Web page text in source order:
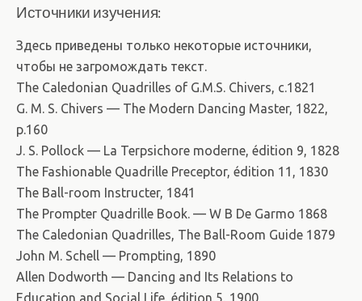
Источники изучения:
Здесь приведены только некоторые источники,
чтобы не загромождать текст.
The Caledonian Quadrilles of G.M.S. Chivers, c.1821
G. M. S. Chivers — The Modern Dancing Master, 1822,
p.160
J. S. Pollock — La Terpsichore moderne, édition 9, 1828
The Fashionable Quadrille Preceptor, édition 11, 1830
The Ball-room Instructer, 1841
The Prompter Quadrille Book. — W B De Garmo 1868
The Caledonian Quadrilles, The Ball-Room Guide 1879
John M. Schell — Prompting, 1890
Allen Dodworth — Dancing and Its Relations to
Education and Social Life, édition 5, 1900